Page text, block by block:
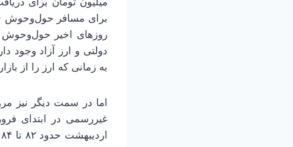
به زمانی که ارز را از
اما در سمت دیگر نیز